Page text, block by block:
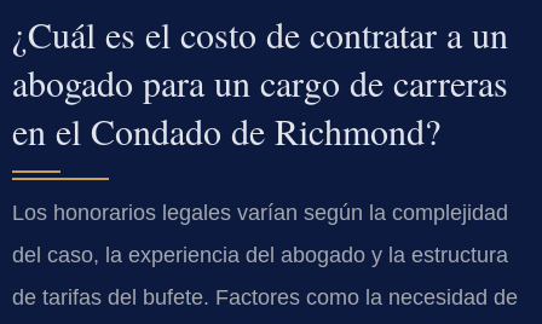
¿Cuál es el costo de contratar a un
abogado para un cargo de carreras
en el Condado de Richmond?
Los honorarios legales varían según la complejidad
del caso, la experiencia del abogado y la estructura
de tarifas del bufete. Factores como la necesidad de